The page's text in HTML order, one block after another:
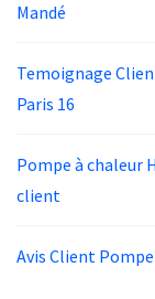
Mandé
Temoignage
Paris 16
Pompe à chaleur
client
Avis Client Pompe